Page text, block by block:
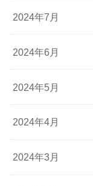
2024年7月
2024年6月
2024年5月
2024年4月
2024年3月